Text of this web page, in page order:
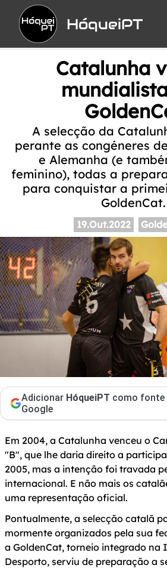
HóqueiPT
Catalunha
A selecção da
perante as congéneres
e Alemanha (e
feminino), todas a
para conquistar a
GoldenCat.
19.Out.2022
Adicionar HóqueiPT como fonte
Google
Em 2004, a Catalunha venceu o
"B", que lhe daria direito a
2005, mas a intenção foi travada
internacional. E não mais os
uma representação oficial.
Pontualmente, a selecção catalã
mormente organizados pela sua
a GoldenCat, torneio integrado na
Desporto, serviu de preparação a